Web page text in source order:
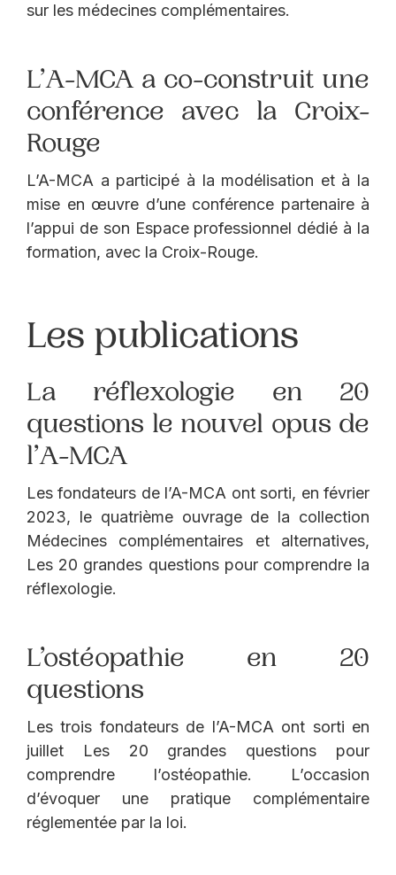
sur les médecines complémentaires.
L’A-MCA a co-construit une
conférence avec la Croix-
Rouge
L’A-MCA a participé à la modélisation et à la
mise en œuvre d’une conférence partenaire à
l’appui de son Espace professionnel dédié à la
formation, avec la Croix-Rouge.
Les publications
La réflexologie en 20
questions le nouvel opus de
l’A-MCA
Les fondateurs de l’A-MCA ont sorti, en février
2023, le quatrième ouvrage de la collection
Médecines complémentaires et alternatives,
Les 20 grandes questions pour comprendre la
réflexologie.
L’ostéopathie en 20
questions
Les trois fondateurs de l’A-MCA ont sorti en
juillet Les 20 grandes questions pour
comprendre l’ostéopathie. L’occasion
d’évoquer une pratique complémentaire
réglementée par la loi.